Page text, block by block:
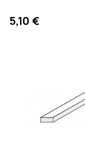
Precio
5,10 €